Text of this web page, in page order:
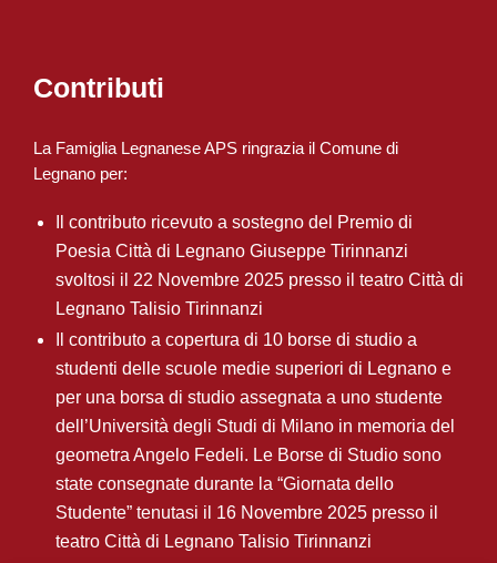
Contributi
La Famiglia Legnanese APS ringrazia il Comune di
Legnano per:
Il contributo ricevuto a sostegno del Premio di
Poesia Città di Legnano Giuseppe Tirinnanzi
svoltosi il 22 Novembre 2025 presso il teatro Città di
Legnano Talisio Tirinnanzi
Il contributo a copertura di 10 borse di studio a
studenti delle scuole medie superiori di Legnano e
per una borsa di studio assegnata a uno studente
dell’Università degli Studi di Milano in memoria del
geometra Angelo Fedeli. Le Borse di Studio sono
state consegnate durante la “Giornata dello
Studente” tenutasi il 16 Novembre 2025 presso il
teatro Città di Legnano Talisio Tirinnanzi